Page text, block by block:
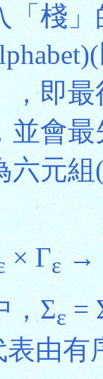
「棧
，即
並會
元組
× Γε→
，Σε=
表由有